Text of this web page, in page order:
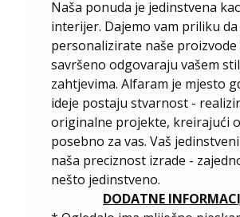
Naša ponuda je jedinstvena
interijer. Dajemo vam priliku da
personalizirate naše proizvode
savršeno odgovaraju vašem
zahtjevima. Alfaram je mjesto
ideje postaju stvarnost -
originalne projekte, kreirajući
posebno za vas. Vaš
naša preciznost izrade -
nešto jedinstveno.
DODATNE